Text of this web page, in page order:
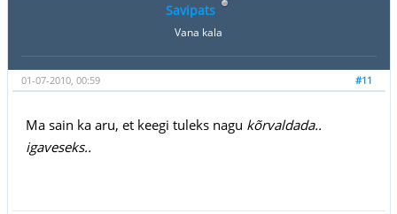
Savipats
Vana kala
#11
01-07-2010, 00:59
Ma sain ka aru, et keegi tuleks nagu kõrvaldada..
igaveseks..